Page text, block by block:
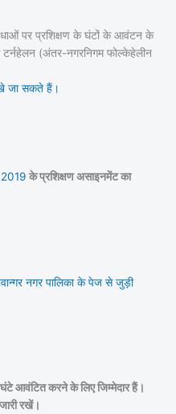
पर प्रशिक्षण के घंटों के आवंटन के
(अंतर-नगरनिगम फोल्केहेलीन
जा सकते हैं।
2019 के प्रशिक्षण असाइनमेंट का
नगर पालिका के पेज से जुड़ी
आवंटित करने के लिए जिम्मेदार हैं।
रखें।